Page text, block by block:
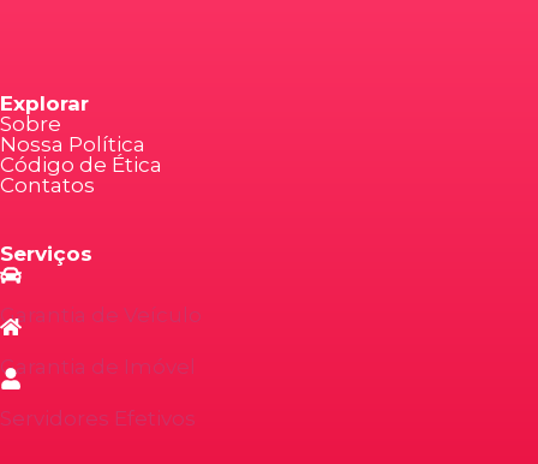
Explorar
Sobre
Nossa Política
Código de Ética
Contatos
Serviços
Garantia de Veículo
Garantia de Imóvel
Servidores Efetivos